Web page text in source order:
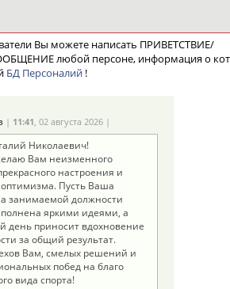
Вы можете написать ПРИВЕТСТВИЕ/
любой персоне, информация о
БД Персоналий!
| 11:41, 02 августа 2026 |
Николаевич!
Вам неизменного
настроения и
Пусть Ваша
занимаемой должности
яркими идеями, а
день приносит вдохновение
за общий результат.
Вам, смелых решений и
побед на благо
вида спорта!